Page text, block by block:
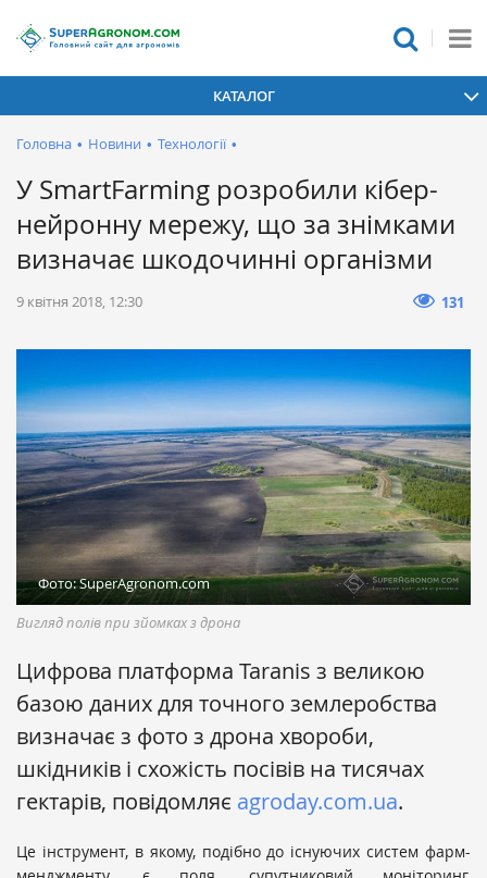
КАТАЛОГ
Головна • Новини • Технології •
У SmartFarming розробили кібер-
нейронну мережу, що за знімками
визначає шкодочинні організми
9 квітня 2018, 12:30 131
Фото: SuperAgronom.com
Вигляд полів при зйомках з дрона
Цифрова платформа Taranis з великою
базою даних для точного землеробства
визначає з фото з дрона хвороби,
шкідників і схожість посівів на тисячах
гектарів, повідомляє agroday.com.ua.
Це інструмент, в якому, подібно до існуючих систем фарм-